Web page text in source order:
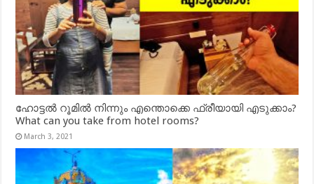
ഹോട്ടൽ റൂമിൽ നിന്നും എന്തൊക്കെ ഫ്രീയായി എടുക്കാം?
What can you take from hotel rooms?
March 3, 2021